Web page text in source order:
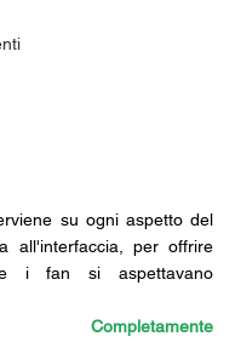
su ogni aspetto del
all'interfaccia, per offrire
i fan si aspettavano
Completamente